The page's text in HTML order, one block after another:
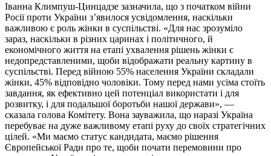
Іванна Климпуш-Цинцадзе зазначила, що з початком війни
Росії проти України з’явилося усвідомлення, наскільки
важливою є роль жінки в суспільстві. «Для нас зрозуміло
зараз, наскільки в різних царинах і політичного, й
економічного життя на етапі ухвалення рішень жінки є
недопредставленими, щоби відображати реальну картину в
суспільстві. Перед війною 55% населення України складали
жінки, 45% відповідно чоловіки. Тому перед нами усіма стоїть
завдання, як ефективно цей потенціал використати і для
розвитку, і для подальшої боротьби нашої держави», —
сказала голова Комітету. Вона зауважила, що наразі Україна
перебуває на дуже важливому етапі руху до своїх стратегічних
цілей. «Ми маємо статус кандидата, маємо рішення
Європейської Ради про те, щоби почати перемовини про